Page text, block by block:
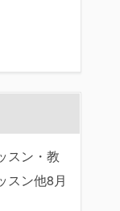
スン・教
ン他8月